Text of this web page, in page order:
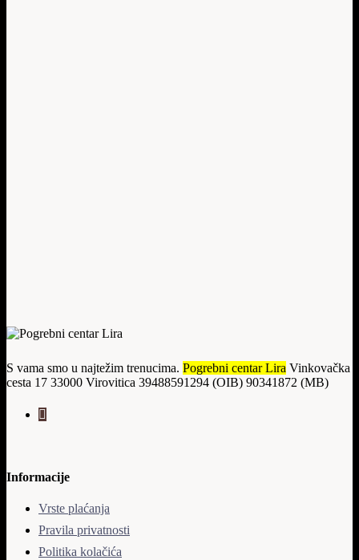
S vama smo u najtežim trenucima. Pogrebni centar Lira Vinkovačka
cesta 17 33000 Virovitica 39488591294 (OIB) 90341872 (MB)
Informacije
Vrste plaćanja
Pravila privatnosti
Politika kolačića